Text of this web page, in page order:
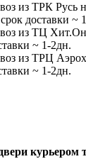
из ТРК Русь
доставки ~
из ТЦ Хит.Он
~ 1-2дн.
из ТРЦ
~ 1-2дн.
курьером